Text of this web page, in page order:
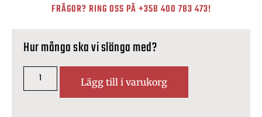
FRÅGOR? RING OSS PÅ+358 400 783 473!
Hur många ska vi slänga med?
Lägg till i varukorg